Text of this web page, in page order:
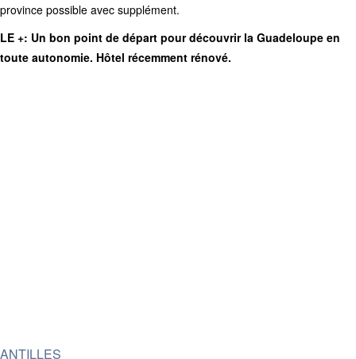
province possible avec supplément.
LE +: Un bon point de départ pour découvrir la Guadeloupe en
toute autonomie. Hôtel récemment rénové.
ANTILLES